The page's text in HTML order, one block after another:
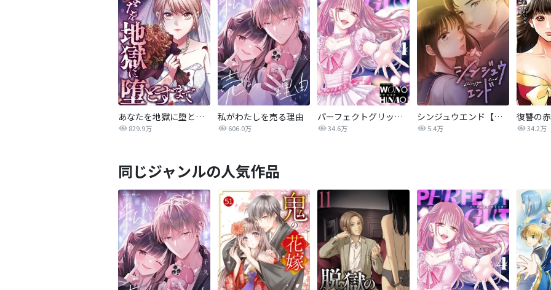
あなたを地獄に堕とすまで
829.9万
私がわたしを売る理由
606.0万
パーフェクトグリッター
34.6万
シンジュウエンド【タテヨミ】
5.4万 34.2万
同じジャンルの人気作品